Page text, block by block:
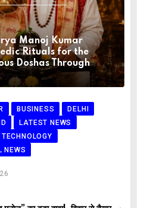
Manoj Kumar
Rituals for the
Doshas Through
BUSINESS
DELHI
LATEST NEWS
TECHNOLOGY
NEWS